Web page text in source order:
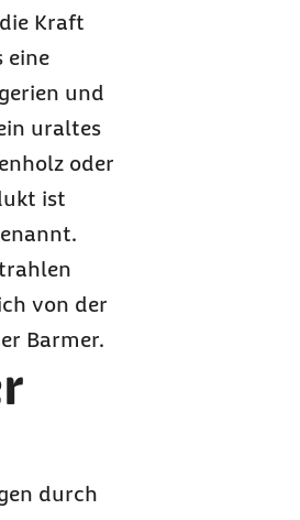
Kraft
eine
und
uraltes
oder
ist
von der
Barmer.
durch